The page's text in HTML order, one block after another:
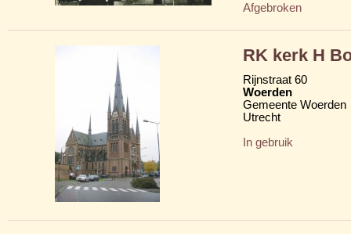
Afgebroken
RK kerk H
Rijnstraat 60
Woerden
Gemeente Woerden
Utrecht
In gebruik